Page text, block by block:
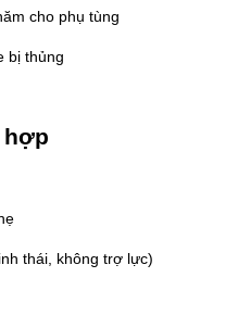
cho phụ tùng
bị thủng
hợp
thái, không trợ lực)